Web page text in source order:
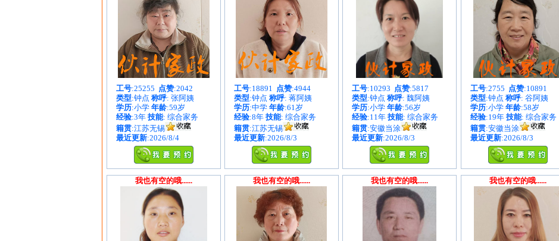
工号:25255 点赞:2042
类型:钟点 称呼: 张阿姨
学历:小学 年龄:59岁
经验:3年 技能: 综合家务
籍贯:江苏无锡
最近更新:2026/8/4
工号:18891 点赞:4944
类型:钟点 称呼: 蒋阿姨
学历:中学 年龄:61岁
经验:8年 技能: 综合家务
籍贯:江苏无锡
最近更新:2026/8/3
工号:10293 点赞:5817
类型:钟点 称呼: 魏阿姨
学历:小学 年龄:56岁
经验:11年 技能: 综合家务
籍贯:安徽当涂
最近更新:2026/8/3
工号:2755 点赞:10891
类型:钟点 称呼: 谷阿姨
学历:小学 年龄:58岁
经验:19年 技能: 综合家务
籍贯:安徽当涂
最近更新:2026/8/3
我也有空的哦...... 我也有空的哦...... 我也有空的哦...... 我也有空的哦......